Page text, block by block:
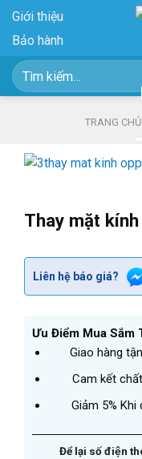
Skip
content
Giới thiệu
Bảo hành
Tìm
kiếm:
TRANG CHỦ
Thay mặt
Liên hệ báo giá?
Ưu Điểm Mua Sắm
Giao hàng
Cam kết
Giảm 5%
Để lại số điện